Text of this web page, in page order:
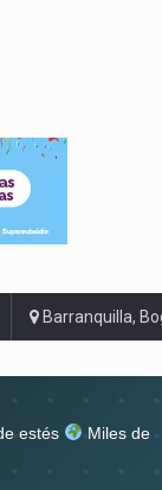
Barranquilla,
estés
Miles de